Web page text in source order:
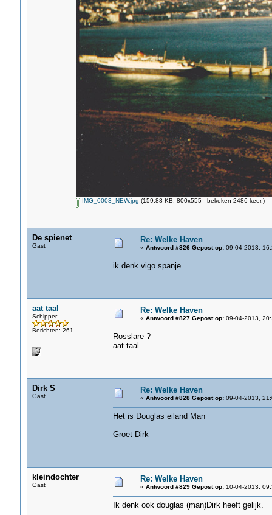
IMG_0003_NEW.jpg (159.88 KB, 800x555 - bekeken 2486 keer.)
De spienet
Gast
Re: Welke Haven
« Antwoord #826 Gepost op:09-04-2013,
ik denk vigo spanje
aat taal
Schipper
Berichten: 261
Re: Welke Haven
« Antwoord #827 Gepost op:09-04-2013,
Rosslare ?
aat taal
Dirk S
Gast
Re: Welke Haven
« Antwoord #828 Gepost op:09-04-2013,
Het is Douglas eiland Man
Groet Dirk
kleindochter
Gast
Re: Welke Haven
« Antwoord #829 Gepost op:10-04-2013,
Ik denk ook douglas (man)Dirk heeft gelijk.